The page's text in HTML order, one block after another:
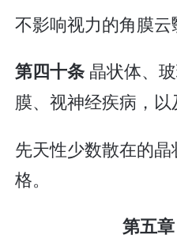
不影响视力的角膜云
第四十条 晶状体、
膜、视神经疾病，以
先天性少数散在的
格。
第五